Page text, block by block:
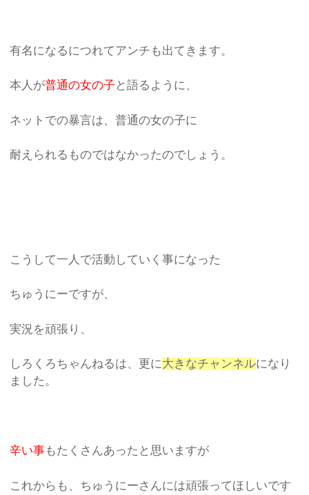
有名になるにつれてアンチも出てきます。
本人が普通の女の子 と語るように、
ネットでの暴言は、普通の女の子に
耐えられるものではなかったのでしょう。
こうして一人で活動していく事になった
ちゅうにーですが、
実況を頑張り、
しろくろちゃんねるは、更に大きなチャンネルになり
ました。
辛い事もたくさんあったと思いますが
これからも、ちゅうにーさんには頑張ってほしいです